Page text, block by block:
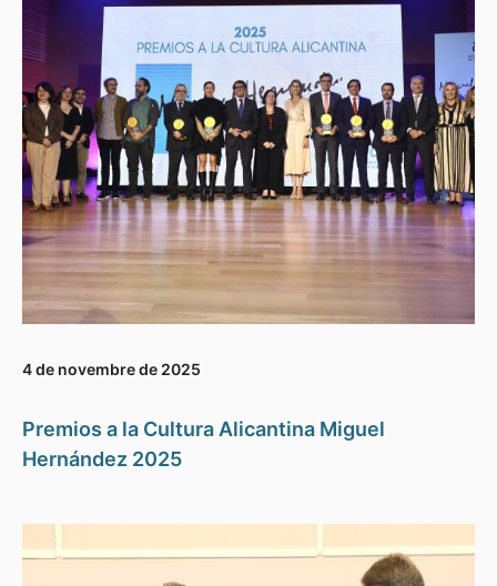
4 de novembre de 2025
Premios a la Cultura Alicantina Miguel
Hernández 2025